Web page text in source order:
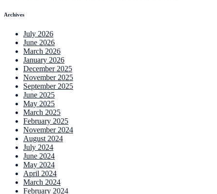
Archives
July 2026
June 2026
March 2026
January 2026
December 2025
November 2025
September 2025
June 2025
May 2025
March 2025
February 2025
November 2024
August 2024
July 2024
June 2024
May 2024
April 2024
March 2024
February 2024